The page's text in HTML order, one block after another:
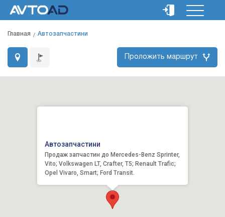
Главная Автозапчастини
Проложить маршрут
Автозапчастини
Продаж запчастин до Mercedes-Benz Sprinter,
Vito; Volkswagen LT, Crafter, Т5; Renault Trafic;
Opel Vivaro, Smart; Ford Transit.